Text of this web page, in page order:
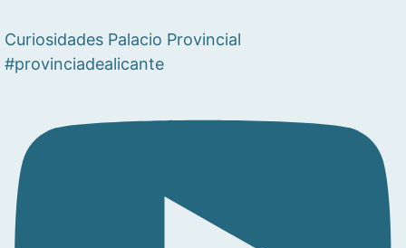
Curiosidades Palacio Provincial
#provinciadealicante